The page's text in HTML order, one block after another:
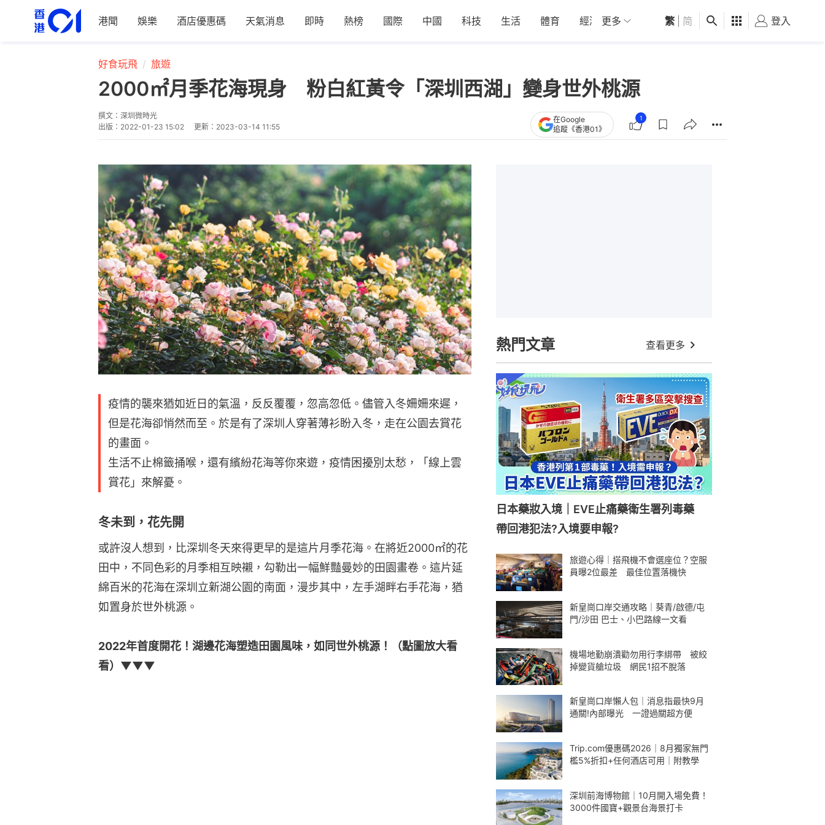
港聞 娛樂 酒店優惠碼 天氣消息 即時 熱榜 國際 中國 科技 生活 體育 經濟 01深圳 觀點 健康 好食玩飛
更多 繁 简 登入
好食玩飛 旅遊
2000㎡月季花海現身 粉白紅黃令「深圳西湖」變身世外桃源
撰文： 深圳微時光
出版： 2022-01-23 15:02 更新： 2023-03-14 11:55
在Google
追蹤《香港01》
1
疫情的襲來猶如近日的氣溫，反反覆覆，忽高忽低。儘管入冬姍姍來遲，
但是花海卻悄然而至。於是有了深圳人穿著薄衫盼入冬，走在公園去賞花
的畫面。
生活不止棉籤捅喉，還有繽紛花海等你來遊，疫情困擾別太愁，「線上雲
賞花」來解憂。
冬未到，花先開
或許沒人想到，比深圳冬天來得更早的是這片月季花海。在將近2000㎡的花
田中，不同色彩的月季相互映襯，勾勒出一幅鮮豔曼妙的田園畫卷。這片延
綿百米的花海在深圳立新湖公園的南面，漫步其中，左手湖畔右手花海，猶
如置身於世外桃源。
2022年首度開花！湖邊花海塑造田園風味，如同世外桃源！（點圖放大看
看）▼▼▼
熱門文章 查看更多
日本藥妝入境｜EVE止痛藥衛生署列毒藥
帶回港犯法?入境要申報?
旅遊心得｜搭飛機不會選座位？空服
員曝2位最差 最佳位置落機快
新皇崗口岸交通攻略｜葵青/啟德/屯
門/沙田 巴士、小巴路線一文看
機場地勤崩潰勸勿用行李綁帶 被絞
掉變貨艙垃圾 網民1招不脫落
新皇崗口岸懶人包｜消息指最快9月
通關!內部曝光 一證過關超方便
Trip.com優惠碼2026｜8月獨家無門
檻5%折扣+任何酒店可用｜附教學
深圳前海博物館｜10月開入場免費！
3000件國寶+觀景台海景打卡